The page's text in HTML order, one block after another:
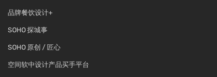
品牌餐饮设计+
SOHO 探城事
SOHO 原创 / 匠心
空间软中设计产品买手平台